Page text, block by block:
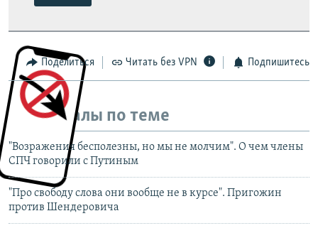
Поделиться Читать без VPN Подпишитесь
Материалы по теме
"Возражения бесполезны, но мы не молчим". О чем члены
СПЧ говорили с Путиным
"Про свободу слова они вообще не в курсе". Пригожин
против Шендеровича